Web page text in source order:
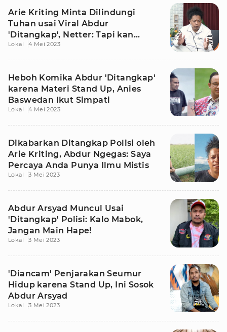
Arie Kriting Minta Dilindungi
Tuhan usai Viral Abdur
'Ditangkap', Netter: Tapi kan
Abang Main Dukun
Lokal 4 Mei 2023
Heboh Komika Abdur 'Ditangkap'
karena Materi Stand Up, Anies
Baswedan Ikut Simpati
Lokal 4 Mei 2023
Dikabarkan Ditangkap Polisi oleh
Arie Kriting, Abdur Ngegas: Saya
Percaya Anda Punya Ilmu Mistis
Lokal 3 Mei 2023
Abdur Arsyad Muncul Usai
'Ditangkap' Polisi: Kalo Mabok,
Jangan Main Hape!
Lokal 3 Mei 2023
'Diancam' Penjarakan Seumur
Hidup karena Stand Up, Ini Sosok
Abdur Arsyad
Lokal 3 Mei 2023